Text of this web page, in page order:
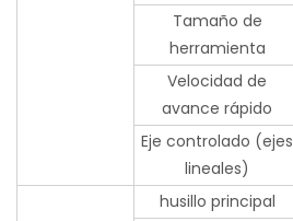
Tamaño de
herramienta
Velocidad de
avance rápido
Eje controlado (ejes
lineales)
husillo principal